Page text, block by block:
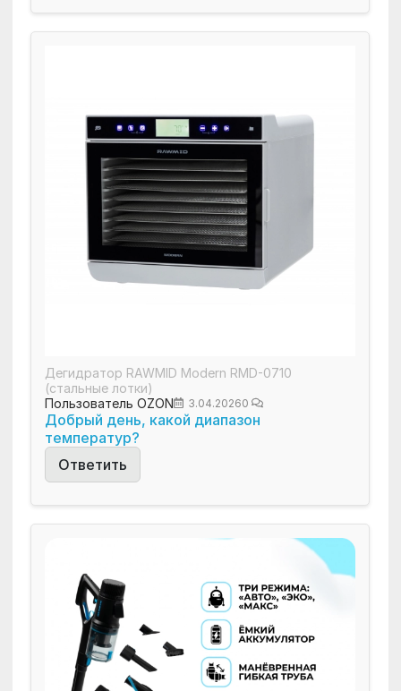
Дегидратор RAWMID Modern RMD-0710
(стальные лотки)
Пользователь OZON
3.04.20260
Добрый день, какой диапазон
температур?
Ответить